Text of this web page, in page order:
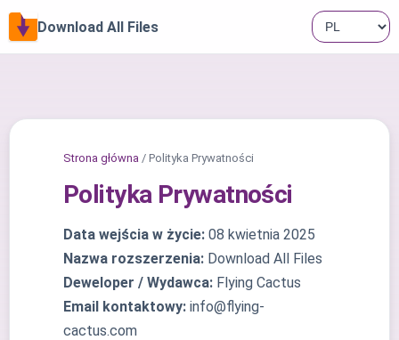
Download All Files
Strona główna / Polityka Prywatności
Polityka Prywatności
Data wejścia w życie: 08 kwietnia 2025
Nazwa rozszerzenia: Download All Files
Deweloper / Wydawca: Flying Cactus
Email kontaktowy: info@flying-
cactus.com